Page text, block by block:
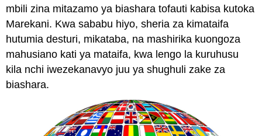
mbili zina mitazamo ya biashara tofauti kabisa kutoka
Marekani. Kwa sababu hiyo, sheria za kimataifa
hutumia desturi, mikataba, na mashirika kuongoza
mahusiano kati ya mataifa, kwa lengo la kuruhusu
kila nchi iwezekanavyo juu ya shughuli zake za
biashara.